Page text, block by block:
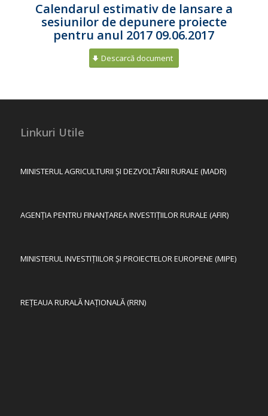
Calendarul estimativ de lansare a
sesiunilor de depunere proiecte
pentru anul 2017 09.06.2017
Descarcă document
Linkuri Utile
MINISTERUL AGRICULTURII ȘI DEZVOLTĂRII RURALE (MADR)
AGENȚIA PENTRU FINANȚAREA INVESTIȚIILOR RURALE (AFIR)
MINISTERUL INVESTIȚIILOR ȘI PROIECTELOR EUROPENE (MIPE)
REȚEAUA RURALĂ NAȚIONALĂ (RRN)